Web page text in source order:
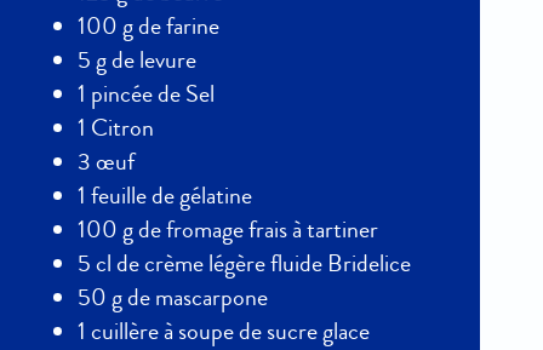
100 g de farine
5 g de levure
1 pincée de Sel
1 Citron
3 œuf
1 feuille de gélatine
100 g de fromage frais à tartiner
5 cl de crème légère fluide Bridelice
50 g de mascarpone
1 cuillère à soupe de sucre glace